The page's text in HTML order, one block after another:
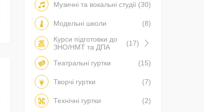
Музичні та вокальні студії (30)
Модельні школи
(8)
Курси підготовки до
ЗНО/НМТ та ДПА
(17)
Театральні гуртки (15)
Творчі гуртки (7)
Технічні гуртки
(2)